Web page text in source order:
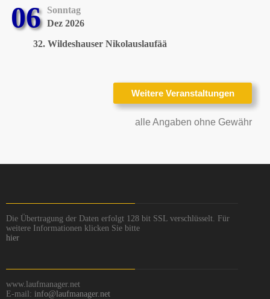
06
Sonntag
Dez 2026
32. Wildeshauser Nikolauslaufää
alle Angaben ohne Gewähr
Die Übertragung der Daten erfolgt 128 bit SSL verschlüsselt. Für
weitere Informationen klicken Sie bitte
hier
www.laufmanager.net
E-mail: info@laufmanager.net